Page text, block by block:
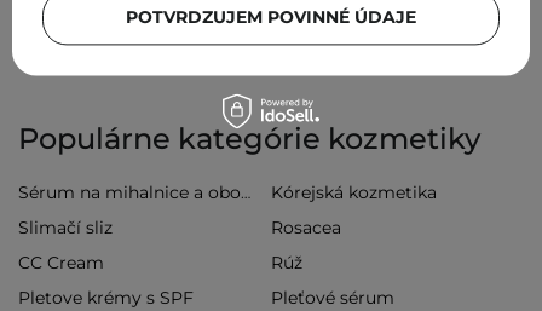
Populárne kategórie kozmetiky
Sérum na mihalnice a obočie
Kórejská kozmetika
Slimačí sliz
Rosacea
CC Cream
Rúž
Pletove krémy s SPF
Pleťové sérum
POTVRDZUJEM POVINNÉ ÚDAJE